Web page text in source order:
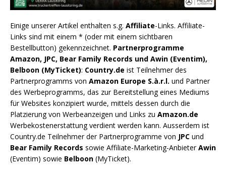
Einige unserer Artikel enthalten s.g. Affiliate-Links. Affiliate-
Links sind mit einem * (oder mit einem sichtbaren
Bestellbutton) gekennzeichnet. Partnerprogramme
Amazon, JPC, Bear Family Records und Awin (Eventim),
Belboon (MyTicket): Country.de ist Teilnehmer des
Partnerprogramms von Amazon Europe S.à.r.l. und Partner
des Werbeprogramms, das zur Bereitstellung eines Mediums
für Websites konzipiert wurde, mittels dessen durch die
Platzierung von Werbeanzeigen und Links zu Amazon.de
Werbekostenerstattung verdient werden kann. Ausserdem ist
Country.de Teilnehmer der Partnerprogramme von JPC und
Bear Family Records sowie Affiliate-Marketing-AnbieterAwin
(Eventim) sowie Belboon (MyTicket).